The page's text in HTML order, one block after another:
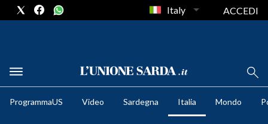
METEO
Italy ACCEDI
ProgrammaUS Video Sardegna Italia Mondo